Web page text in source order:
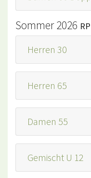
Sommer 2026
Herren 30
Herren 65
Damen 55
Gemischt U 12